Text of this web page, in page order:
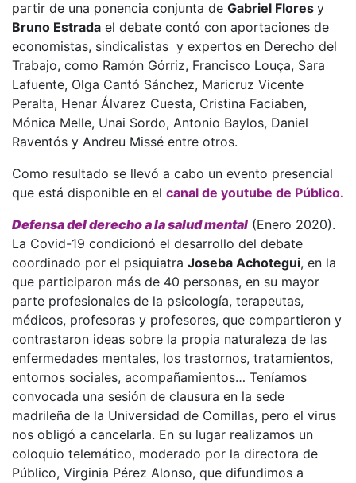
partir de una ponencia conjunta de Gabriel Flores y
Bruno Estrada el debate contó con aportaciones de
economistas, sindicalistas y expertos en Derecho del
Trabajo, como Ramón Górriz, Francisco Louça, Sara
Lafuente, Olga Cantó Sánchez, Maricruz Vicente
Peralta, Henar Álvarez Cuesta, Cristina Faciaben,
Mónica Melle, Unai Sordo, Antonio Baylos, Daniel
Raventós y Andreu Missé entre otros.
Como resultado se llevó a cabo un evento presencial
que está disponible en el canal de youtube de Público.
Defensa del derecho a la salud mental (Enero 2020).
La Covid-19 condicionó el desarrollo del debate
coordinado por el psiquiatra Joseba Achotegui, en la
que participaron más de 40 personas, en su mayor
parte profesionales de la psicología, terapeutas,
médicos, profesoras y profesores, que compartieron y
contrastaron ideas sobre la propia naturaleza de las
enfermedades mentales, los trastornos, tratamientos,
entornos sociales, acompañamientos… Teníamos
convocada una sesión de clausura en la sede
madrileña de la Universidad de Comillas, pero el virus
nos obligó a cancelarla. En su lugar realizamos un
coloquio telemático, moderado por la directora de
Público, Virginia Pérez Alonso, que difundimos a